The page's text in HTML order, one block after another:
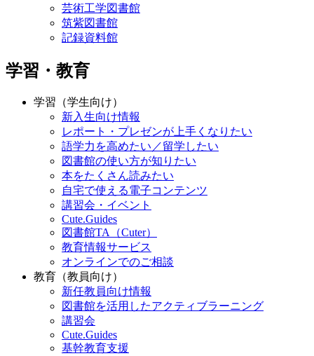
芸術工学図書館
筑紫図書館
記録資料館
学習・教育
学習（学生向け）
新入生向け情報
レポート・プレゼンが上手くなりたい
語学力を高めたい／留学したい
図書館の使い方が知りたい
本をたくさん読みたい
自宅で使える電子コンテンツ
講習会・イベント
Cute.Guides
図書館TA（Cuter）
教育情報サービス
オンラインでのご相談
教育（教員向け）
新任教員向け情報
図書館を活用したアクティブラーニング
講習会
Cute.Guides
基幹教育支援